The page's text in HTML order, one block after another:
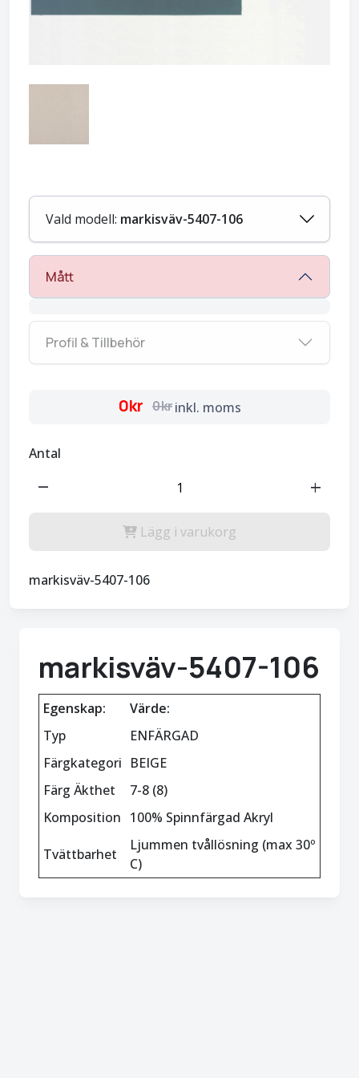
Vald modell: markisväv-5407-106
Mått
Profil & Tillbehör
0kr 0kr inkl. moms
Antal
remove add
Lägg i varukorg
markisväv-5407-106
markisväv-5407-106
Egenskap:
Värde:
Typ
ENFÄRGAD
Färgkategori BEIGE
Färg Äkthet
7-8 (8)
Komposition 100% Spinnfärgad Akryl
Tvättbarhet
Ljummen tvållösning (max 30º
C)